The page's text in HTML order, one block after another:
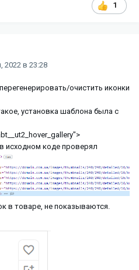
1
2022 в 23:28
очистить иконки
установка шаблона была с
исходном коде проверял
в товаре, не показываются.